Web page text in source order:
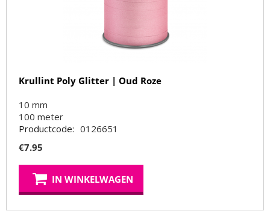
Krullint Poly Glitter | Oud Roze
10 mm
100 meter
Productcode: 0126651
€7.95
IN WINKELWAGEN